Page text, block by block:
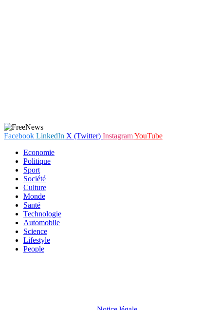
Facebook LinkedIn X (Twitter) InstagramYouTube
Economie
Politique
Sport
Société
Culture
Monde
Santé
Technologie
Automobile
Science
Lifestyle
People